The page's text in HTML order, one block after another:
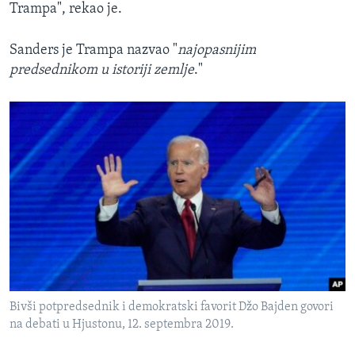
Trampa", rekao je.
Sanders je Trampa nazvao "najopasnijim
predsednikom u istoriji zemlje."
Bivši potpredsednik i demokratski favorit Džo Bajden govori
na debati u Hjustonu, 12. septembra 2019.